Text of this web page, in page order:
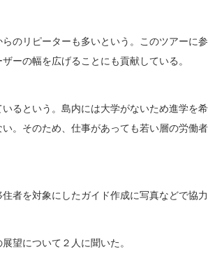
のリピーターも多いという。このツアーに
ーの幅を広げることにも貢献している。
るという。島内には大学がないため進学を
。そのため、仕事があっても若い層の労働
者を対象にしたガイド作成に写真などで協力
望について２人に聞いた。